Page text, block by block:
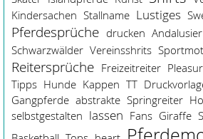
Kindersachen Stallname Lustiges
Pferdesprüche drucken Andalusier
Schwarzwälder Vereinsshrits
Reitersprüche Freizeitreiter
Tipps Hunde Kappen TT
Gangpferde abstrakte Springreiter
selbstgestalten lassen Fans Giraffe